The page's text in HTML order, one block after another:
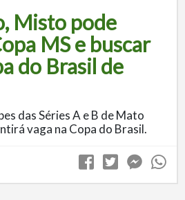
Misto pode
MS e buscar
do Brasil de
das Séries A e B de Mato
vaga na Copa do Brasil.